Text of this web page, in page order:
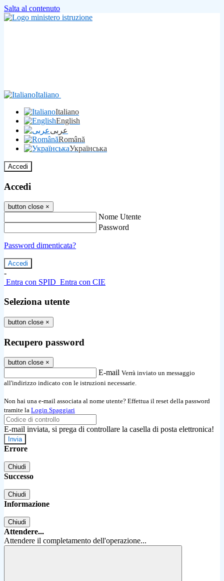
Salta al contenuto
Italiano
Italiano
English
عربى
Română
Українська
Accedi
Accedi
button close ×
Nome Utente
Password
Password dimenticata?
-
Entra con SPID Entra con CIE
Seleziona utente
button close ×
Recupero password
button close ×
E-mail Verrà inviato un messaggio
all'indirizzo indicato con le istruzioni necessarie.
Non hai una e-mail associata al nome utente? Effettua il reset della password
tramite la Login Spaggiari
E-mail inviata, si prega di controllare la casella di posta elettronica!
Errore
Chiudi
Successo
Chiudi
Informazione
Chiudi
Attendere...
Attendere il completamento dell'operazione...